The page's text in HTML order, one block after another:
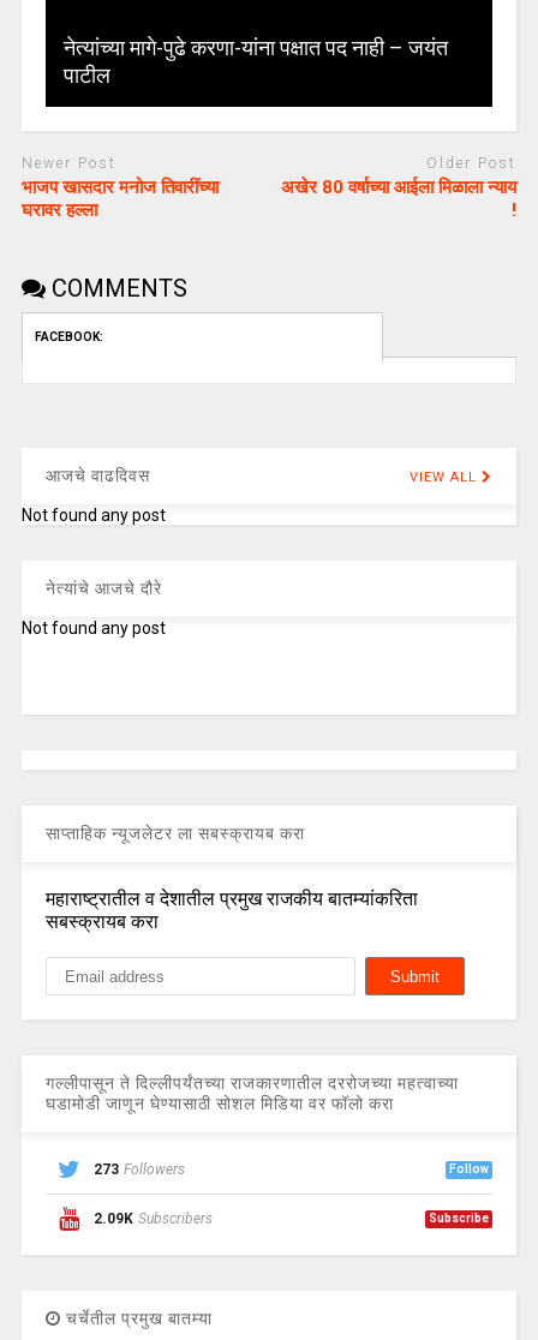
नेत्यांच्या मागे-पुढे करणा-यांना पक्षात पद नाही – जयंत
पाटील
Newer Post
भाजप खासदार मनोज तिवारींच्या
घरावर हल्ला
Older Post
अखेर 80 वर्षाच्या आईला मिळाला न्याय
!
COMMENTS
FACEBOOK:
आजचे वाढदिवस VIEW ALL
Not found any post
नेत्यांचे आजचे दौरे
Not found any post
साप्ताहिक न्यूजलेटर ला सबस्क्रायब करा
महाराष्ट्रातील व देशातील प्रमुख राजकीय बातम्यांकरिता
सबस्क्रायब करा
गल्लीपासून ते दिल्लीपर्यंतच्या राजकारणातील दररोजच्या महत्वाच्या
घडामोडी जाणून घेण्यासाठी सोशल मिडिया वर फॉलो करा
273 Followers Follow
2.09K Subscribers Subscribe
चर्चेतील प्रमुख बातम्या